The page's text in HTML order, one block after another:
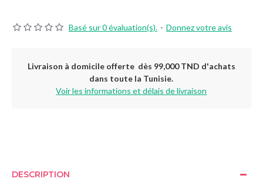
Basé sur 0 évaluation(s). - Donnez votre avis
Livraison à domicile offerte dès 99,000 TND d'achats
dans toute la Tunisie.
Voir les informations et délais de livraison
DESCRIPTION